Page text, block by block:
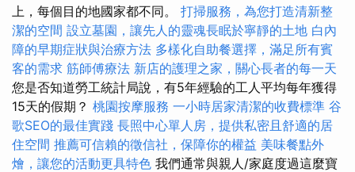
上，每個目的地國家都不同。 打掃服務，為您打造清新整
潔的空間 設立墓園，讓先人的靈魂長眠於寧靜的土地 白內
障的早期症狀與治療方法 多樣化自助餐選擇，滿足所有賓
客的需求 筋師傅療法 新店的護理之家，關心長者的每一天
您是否知道勞工統計局說，有5年經驗的工人平均每年獲得
15天的假期？ 桃園按摩服務 一小時居家清潔的收費標準 谷
歌SEO的最佳實踐 長照中心單人房，提供私密且舒適的居
住空間 推薦可信賴的徵信社，保障你的權益 美味餐點外
燴，讓您的活動更具特色 我們通常與親人/家庭度過這麼寶